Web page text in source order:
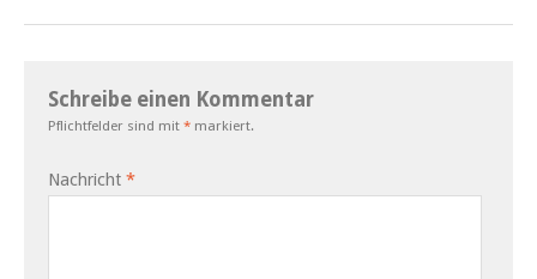
Schreibe einen Kommentar
Pflichtfelder sind mit * markiert.
Nachricht *